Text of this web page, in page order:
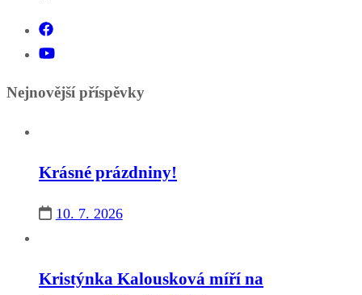
Nejnovější příspěvky
Krásné prázdniny!
10. 7. 2026
Kristýnka Kalousková míří na